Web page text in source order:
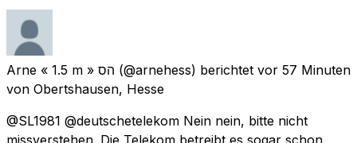
Arne « 1.5 m » הס (@arnehess) berichtet vor 57 Minuten
von Obertshausen, Hesse
@SL1981 @deutschetelekom Nein nein, bitte nicht
missverstehen. Die Telekom betreibt es sogar schon